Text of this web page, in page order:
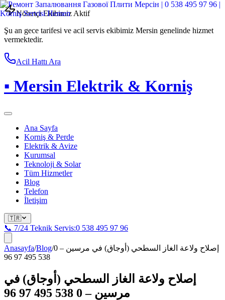
Nöbetçi Ekibimiz Aktif
Şu an gece tarifesi ve acil servis ekibimiz Mersin genelinde hizmet
vermektedir.
Acil Hattı Ara
▪ Mersin Elektrik & Korniş
Ana Sayfa
Korniş & Perde
Elektrik & Avize
Kurumsal
Teknoloji & Solar
Tüm Hizmetler
Blog
Telefon
İletişim
🇹🇷
📞 7/24 Teknik Servis:0 538 495 97 96
Anasayfa/Blog/إصلاح ولاعة الغاز السطحي (أوجاق) في مرسين – 0
538 495 97 96
إصلاح ولاعة الغاز السطحي (أوجاق) في
مرسين – 0 538 495 97 96